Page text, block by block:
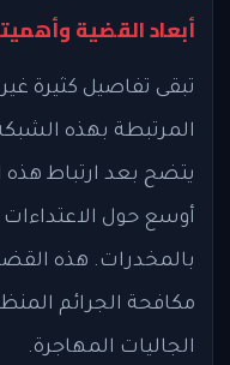
أبعاد القضية
تبقى تفاصيل كثيرة
المرتبطة بهذه
يتضح بعد ارتباط
أوسع حول
بالمخدرات. هذه
مكافحة الجرائم
الجاليات المهاجرة.